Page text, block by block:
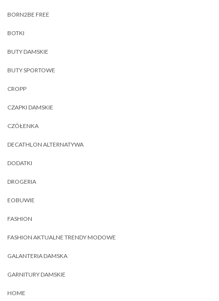
BORN2BE FREE
BOTKI
BUTY DAMSKIE
BUTY SPORTOWE
CROPP
CZAPKI DAMSKIE
CZÓŁENKA
DECATHLON ALTERNATYWA
DODATKI
DROGERIA
EOBUWIE
FASHION
FASHION AKTUALNE TRENDY MODOWE
GALANTERIA DAMSKA
GARNITURY DAMSKIE
HOME